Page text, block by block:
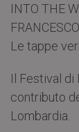
INTO THE
Le tappe
Il Festival di
contributo
Lombardia.